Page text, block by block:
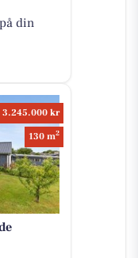
din
3.245.000 kr
130 m2